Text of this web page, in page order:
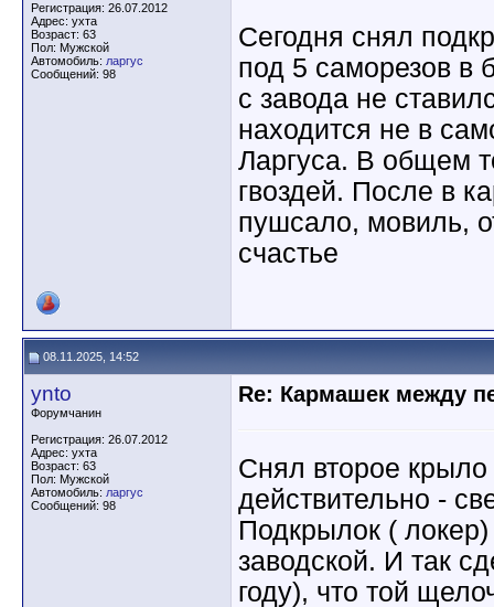
Регистрация: 26.07.2012
Адрес: ухта
Возраст: 63
Пол: Мужской
Автомобиль: ларгус
Сообщений: 98
Сегодня снял
под 5 саморезов в
с завода не
находится не в
Ларгуса. В общем
гвоздей. После в
пушсало, мовиль,
счастье
08.11.2025, 14:52
ynto
Форумчанин
Регистрация: 26.07.2012
Адрес: ухта
Возраст: 63
Пол: Мужской
Автомобиль: ларгус
Сообщений: 98
Re: Кармашек между
Снял второе
действительно -
Подкрылок ( локер)
заводской. И так
году), что той